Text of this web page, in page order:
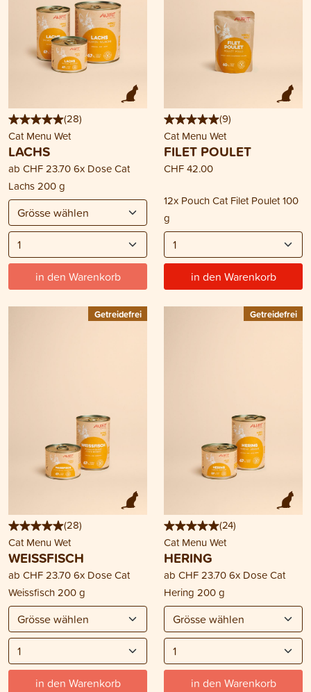
(28)
Cat Menu Wet
LACHS
ab CHF 23.706x Dose Cat
Lachs 200 g
in den Warenkorb
(9)
Cat Menu Wet
FILET POULET
CHF 42.00
12x Pouch Cat Filet Poulet 100
g
in den Warenkorb
Getreidefrei
(28)
Cat Menu Wet
WEISSFISCH
ab CHF 23.706x Dose Cat
Weissfisch 200 g
in den Warenkorb
Getreidefrei
(24)
Cat Menu Wet
HERING
ab CHF 23.706x Dose Cat
Hering 200 g
in den Warenkorb